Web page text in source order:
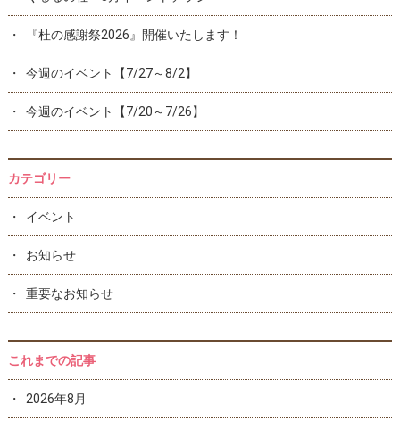
『杜の感謝祭2026』開催いたします！
今週のイベント【7/27～8/2】
今週のイベント【7/20～7/26】
カテゴリー
イベント
お知らせ
重要なお知らせ
これまでの記事
2026年8月